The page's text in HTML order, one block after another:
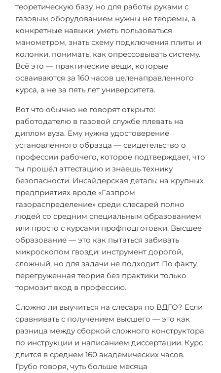
теоретическую базу, но для работы руками с
газовым оборудованием нужны не теоремы, а
конкретные навыки: уметь пользоваться
манометром, знать схему подключения плиты и
колонки, понимать, как опрессовывать систему.
Всё это — практические вещи, которые
осваиваются за 160 часов целенаправленного
курса, а не за пять лет университета.
Вот что обычно не говорят открыто:
работодателю в газовой службе плевать на
диплом вуза. Ему нужна удостоверение
установленного образца — свидетельство о
профессии рабочего, которое подтверждает, что
ты прошёл аттестацию и знаешь технику
безопасности. Инсайдерская деталь: на крупных
предприятиях вроде «Газпром
газораспределение» среди слесарей полно
людей со средним специальным образованием
или просто с курсами профподготовки. Высшее
образование — это как пытаться забивать
микроскопом гвозди: инструмент дорогой,
сложный, но для задачи не подходит. По факту,
перегруженная теория без практики только
тормозит вход в профессию.
Сложно ли выучиться на слесаря по ВДГО? Если
сравнивать с получением высшего — это как
разница между сборкой сложного конструктора
по инструкции и написанием диссертации. Курс
длится в среднем 160 академических часов.
Грубо говоря, чуть больше месяца